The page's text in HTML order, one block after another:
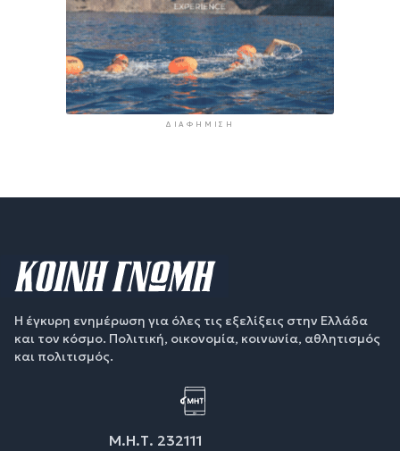
ΔΙΑΦΉΜΙΣΗ
Η έγκυρη ενημέρωση για όλες τις εξελίξεις στην Ελλάδα
και τον κόσμο. Πολιτική, οικονομία, κοινωνία, αθλητισμός
και πολιτισμός.
Μ.Η.Τ. 232111